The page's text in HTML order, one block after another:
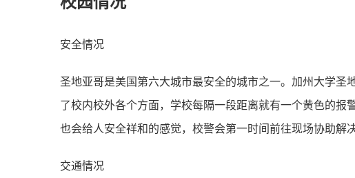
安全情况
圣地亚哥是美国第六大城市最安全的城市之一。加州大学
了校内校外各个方面，学校每隔一段距离就有一个黄色的
也会给人安全祥和的感觉，校警会第一时间前往现场协助解
交通情况